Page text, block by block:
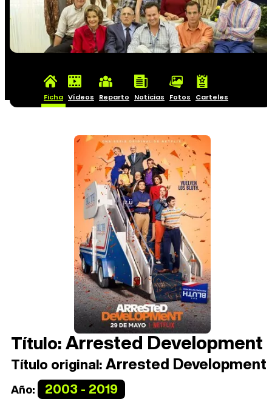
Ficha Vídeos Reparto Noticias Fotos Carteles
Título:Arrested Development
Título original:Arrested Development
Año: 2003 - 2019